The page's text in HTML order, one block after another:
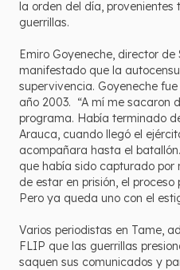
la orden del día,
guerrillas.
Emiro Goyeneche, director de
manifestado que la
supervivencia. Goyeneche
año 2003. “A mí me sacaron
programa. Había terminado
Arauca, cuando llegó el
acompañara hasta el
que había sido capturado por
de estar en prisión, el
Pero ya queda uno con el
Varios periodistas en Tame,
FLIP que las guerrillas
saquen sus comunicados y